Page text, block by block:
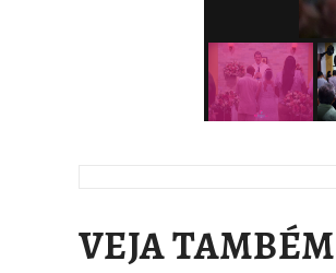
VEJA TAMBÉM